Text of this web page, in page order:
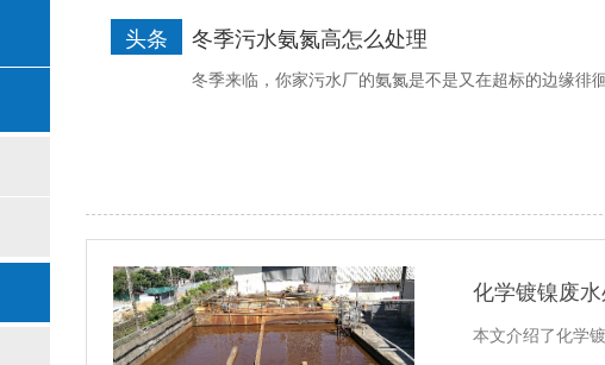
冬季污水氨氮高怎么处理
头条
冬季来临，你家污水厂的氨氮是不是又在超标的边缘徘
化学镀镍废
本文介绍了化学